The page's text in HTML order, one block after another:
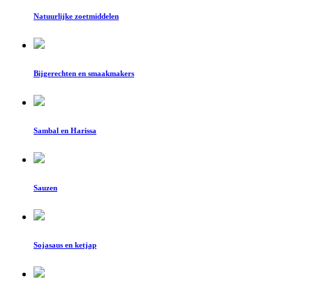
Natuurlijke zoetmiddelen
Bijgerechten en smaakmakers
Sambal en Harissa
Sauzen
Sojasaus en ketjap